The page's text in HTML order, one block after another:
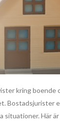
kring boende
Bostadsjurister
situationer. Här